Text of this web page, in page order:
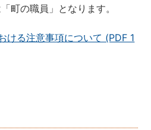
町の職員」となります。
ける注意事項について (PDF 1